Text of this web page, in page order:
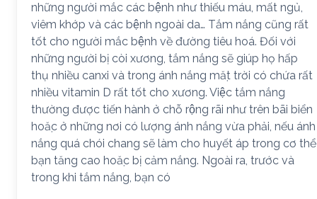
những người mắc các bệnh như thiếu máu, mất ngủ,
viêm khớp và các bệnh ngoài da… Tắm nắng cũng rất
tốt cho người mắc bệnh về đường tiêu hoá. Đối với
những người bị còi xương, tắm nắng sẽ giúp họ hấp
thụ nhiều canxi và trong ánh nắng mặt trời có chứa rất
nhiều vitamin D rất tốt cho xương. Việc tắm nắng
thường được tiến hành ở chỗ rộng rãi như trên bãi biển
hoặc ở những nơi có lượng ánh nắng vừa phải, nếu ánh
nắng quá chói chang sẽ làm cho huyết áp trong cơ thể
bạn tăng cao hoặc bị cảm nắng. Ngoài ra, trước và
trong khi tắm nắng, bạn có